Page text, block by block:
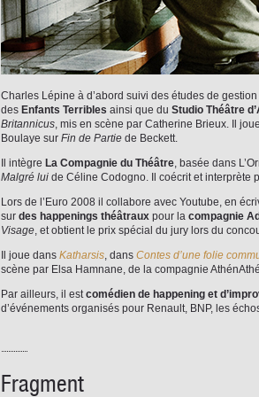
Charles Lépine à d’abord suivi des études de
des Enfants Terribles ainsi que du Studio Théâtre
Britannicus, mis en scène par Catherine Brieux. Il joue
Boulaye sur Fin de Partie de Beckett.
Il intègre La Compagnie du Théâtre, basée dans
Malgré lui de Céline Codogno. Il coécrit et interprète
Lors de l’Euro 2008 il collabore avec Youtube, en
sur des happenings théâtraux pour la compagnie
Visage, et obtient le prix spécial du jury lors du
Il joue dans Katharsis, dans Contes d’une folie
scène par Elsa Hamnane, de la compagnie
Par ailleurs, il estcomédien de happening et
d’événements organisés pour Renault, BNP, les
Fragment